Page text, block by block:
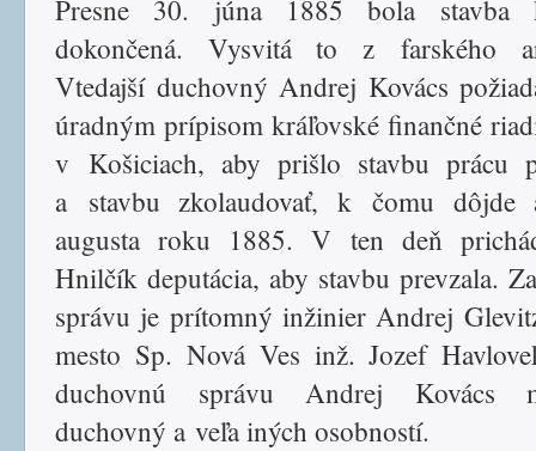
Presne 30. júna 1885 bola stavba
dokončená. Vysvitá to z farského
Vtedajší duchovný Andrej Kovács
úradným prípisom kráľovské finančné
v Košiciach, aby prišlo stavbu prácu
a stavbu zkolaudovať, k čomu dôjde
augusta roku 1885. V ten deň
Hnilčík deputácia, aby stavbu prevzala.
správu je prítomný inžinier Andrej
mesto Sp. Nová Ves inž. Jozef
duchovnú správu Andrej Kovács
duchovný a veľa iných osobností.